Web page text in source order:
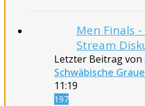
Men Finals -
Stream
Letzter Beitrag von
Schwäbische
11:19
197